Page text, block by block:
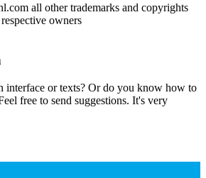
all other trademarks and copyrights
owners
interface or texts? Or do you know how to
free to send suggestions. It's very